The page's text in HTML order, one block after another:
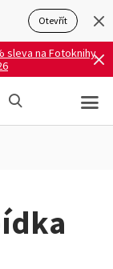
Otevřít
sleva na Fotoknihy